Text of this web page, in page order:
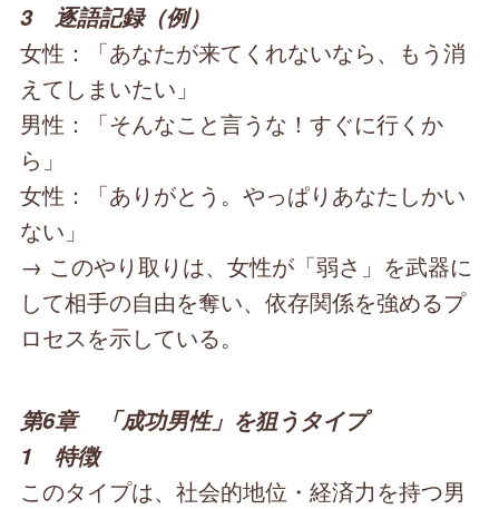
3 逐語記録（例）
女性：「あなたが来てくれないなら、もう消
えてしまいたい」
男性：「そんなこと言うな！すぐに行くか
ら」
女性：「ありがとう。やっぱりあなたしかい
ない」
→ このやり取りは、女性が「弱さ」を武器に
して相手の自由を奪い、依存関係を強めるプ
ロセスを示している。
第6章 「成功男性」を狙うタイプ
1 特徴
このタイプは、社会的地位・経済力を持つ男